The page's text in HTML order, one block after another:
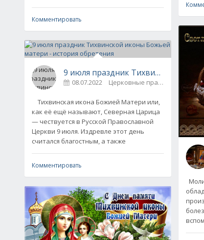
Комментировать
9 июля праздник Тихвинской
08.07.2022 Церковные
Тихвинская икона Божией Матери или,
как её ещё называют, Северная Царица
— чествуется в Русской Православной
Церкви 9 июля. Издревле этот день
считался благостным, а также
Комментировать